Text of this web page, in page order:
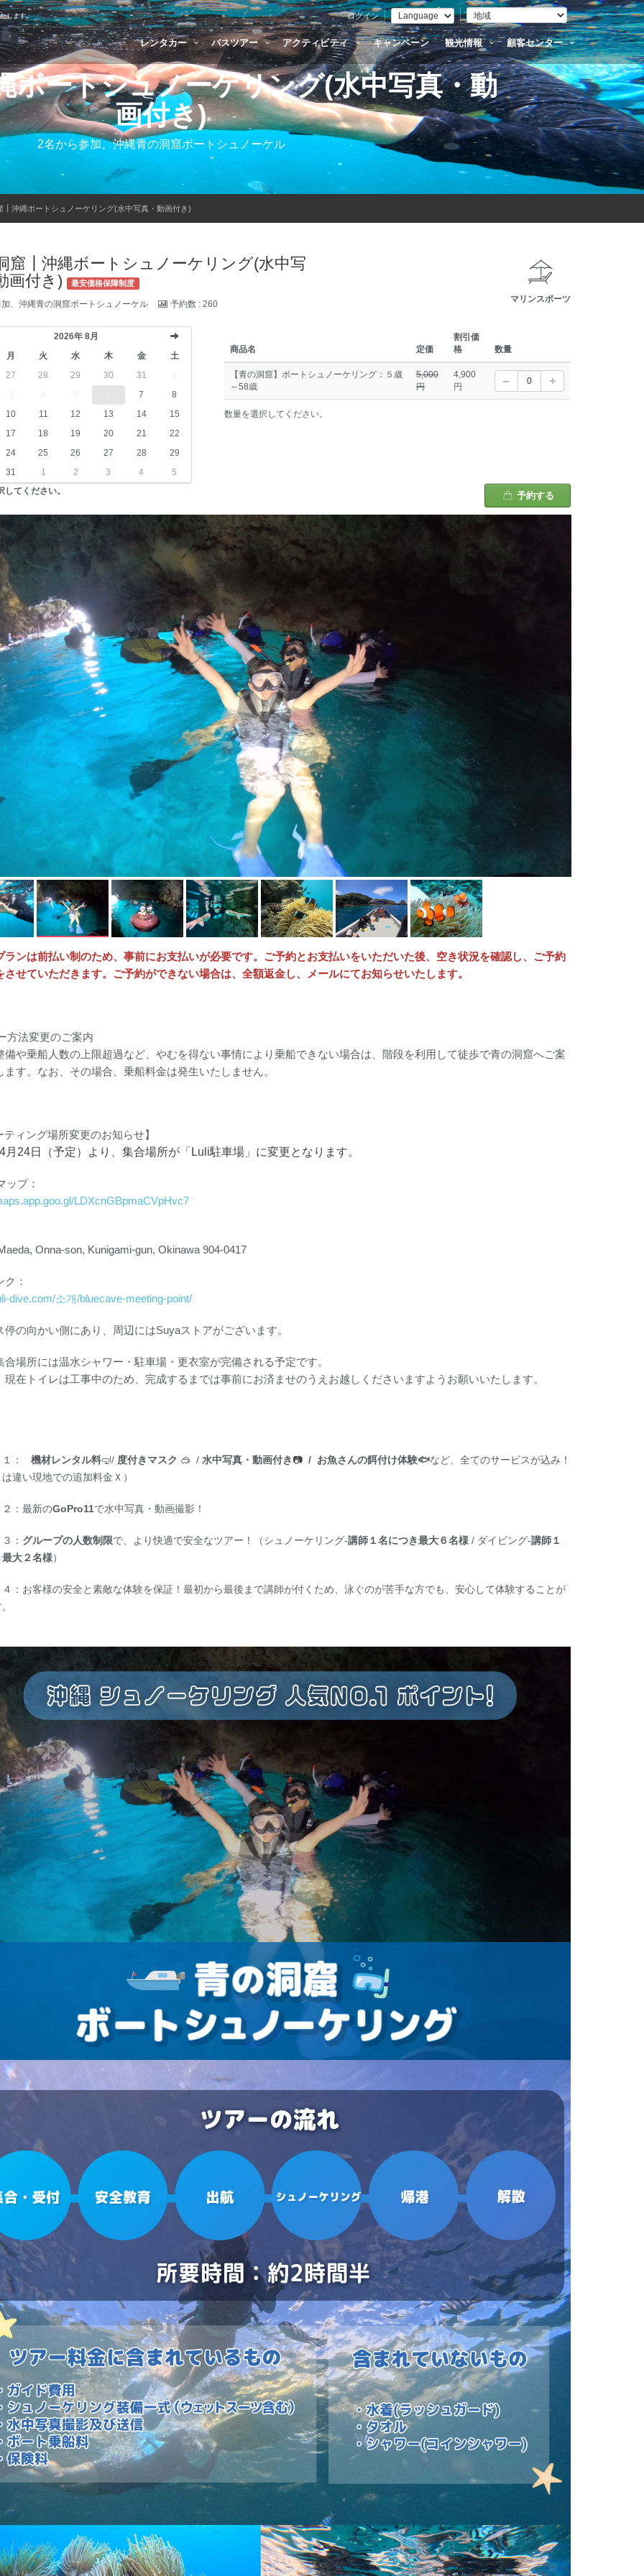
します。 ログイン
レンタカー バスツアー アクティビティ キャンペーン 観光情報 顧客センター
ートシュノーケリング(水中写真・動
画付き)
2名から参加、沖縄青の洞窟ボートシュノーケル
┃沖縄ボートシュノーケリング(水中写真・動画付き)
窟┃沖縄ボートシュノーケリング(水中写
画付き)
最安価格保障制度
、沖縄青の洞窟ボートシュノーケル 予約数 : 260 マリンスポーツ
2026年 8月
次
へ
月 火 水 木 金
土
27
28 29 30 31
7
8
10
11 12 13 14
15
17
18 19 20 21
22
24
25 26 27 28
29
31
1 2 3 4 5
商品名 定価
割引価
格
数量
【青の洞窟】ボートシュノーケリング：５歳
～58歳
5,000
円
4,900
円
数量を選択してください。
してください。 予約する
ンは前払い制のため、事前にお支払いが必要です。ご予約とお支払いをいただいた後、空き状況を確認し、ご予約
させていただきます。ご予約ができない場合は、全額返金し、メールにてお知らせいたします。
方法変更のご案内
備や乗船人数の上限超過など、やむを得ない事情により乗船できない場合は、階段を利用して徒歩で青の洞窟へご案
ます。なお、その場合、乗船料金は発生いたしません。
ィング場所変更のお知らせ】
月24日（予定）より、集合場所が「Luli駐車場」に変更となります。
ップ：
LDXcnGBpmaCVpHvc7
Onna-son, Kunigami-gun, Okinawa 904-0417
：
dive.com/소개/bluecave-meeting-point/
停の向かい側にあり、周辺にはSuyaストアがございます。
合場所には温水シャワー・駐車場・更衣室が完備される予定です。
現在トイレは工事中のため、完成するまでは事前にお済ませのうえお越しくださいますようお願いいたします。
： 機材レンタル料🤿/ 度付きマスク 🥽 / 水中写真・動画付き📷/ お魚さんの餌付け体験🐟など、全てのサービスが込み！
違い現地での追加料金Ｘ）
：最新のGoPro11で水中写真・動画撮影！
： グループの人数制限で、より快適で安全なツアー！（シュノーケリング-講師１名につき最大６名様/ ダイビング-講師１
大２名様）
：お客様の安全と素敵な体験を保証！最初から最後まで講師が付くため、泳ぐのが苦手な方でも、安心して体験することが